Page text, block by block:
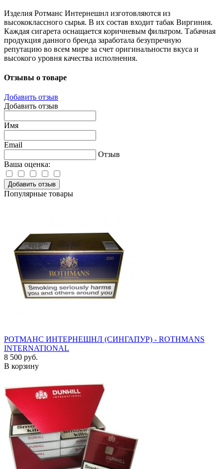
Изделия Ротманс Интернешнл изготовляются из
высококлассного сырья. В их состав входит табак Виргиния.
Каждая сигарета оснащается коричневым фильтром. Табачная
продукция данного бренда заработала безупречную
репутацию во всем мире за счет оригинальности вкуса и
высокого уровня качества исполнения.
Отзывы о товаре
Добавить отзыв
Добавить отзыв
Имя
Email
Отзыв
Ваша оценка:
Добавить отзыв
Популярные товары
РОТМАНС ИНТЕРНЕШНЛ (СИНГАПУР) - ROTHMANS
INTERNATIONAL
8 500 руб.
В корзину